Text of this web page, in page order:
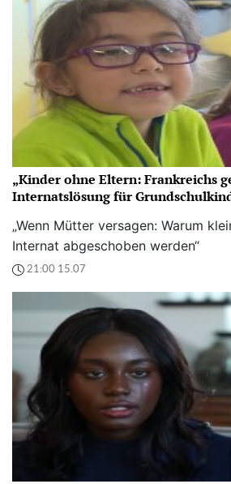
„Kinder ohne Eltern: Frankreichs
Internatslösung für
„Wenn Mütter versagen: Warum
Internat abgeschoben werden“
21:00 15.07